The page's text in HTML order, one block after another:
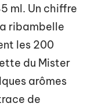
ml. Un chiffre
ribambelle
les 200
du Mister
arômes
de